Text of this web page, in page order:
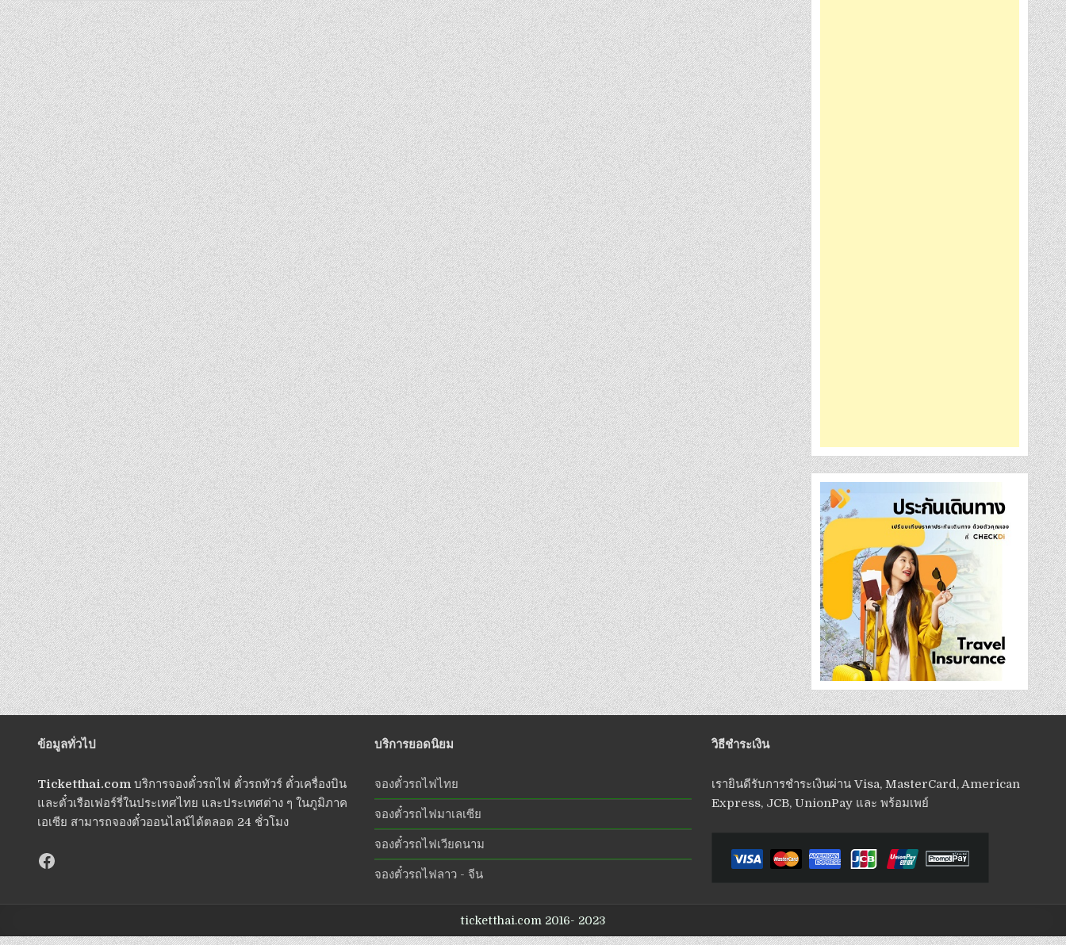
ข้อมูลทั่วไป
Ticketthai.com บริการจองตั๋วรถไฟ ตั๋วรถทัวร์ ตั๋วเครื่องบิน
และตั๋วเรือเฟอร์รี่ในประเทศไทย และประเทศต่าง ๆ ในภูมิภาค
เอเซีย สามารถจองตั๋วออนไลน์ได้ตลอด 24 ชั่วโมง
บริการยอดนิยม
จองตั๋วรถไฟไทย
จองตั๋วรถไฟมาเลเซีย
จองตั๋วรถไฟเวียดนาม
จองตั๋วรถไฟลาว - จีน
วิธีชำระเงิน
เรายินดีรับการชำระเงินผ่าน Visa, MasterCard, American
Express, JCB, UnionPay และ พร้อมเพย์
ticketthai.com 2016- 2023